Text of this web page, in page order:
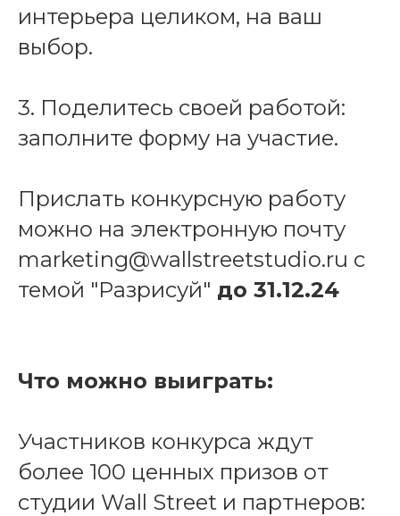
интерьера целиком, на ваш
выбор.
3. Поделитесь своей работой:
заполните форму на участие.
Прислать конкурсную работу
можно на электронную почту
marketing@wallstreetstudio.ru с
темой "Разрисуй" до 31.12.24
Что можно выиграть:
Участников конкурса ждут
более 100 ценных призов от
студии Wall Street и партнеров: